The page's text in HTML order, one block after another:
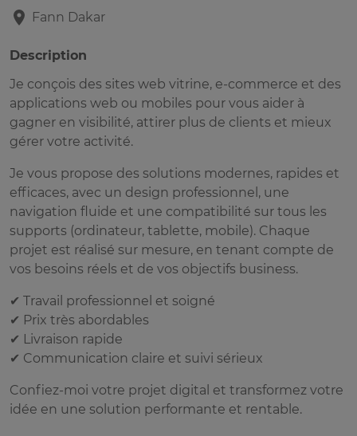
Fann Dakar
Description
Je conçois des sites web vitrine, e-commerce et des
applications web ou mobiles pour vous aider à
gagner en visibilité, attirer plus de clients et mieux
gérer votre activité.
Je vous propose des solutions modernes, rapides et
efficaces, avec un design professionnel, une
navigation fluide et une compatibilité sur tous les
supports (ordinateur, tablette, mobile). Chaque
projet est réalisé sur mesure, en tenant compte de
vos besoins réels et de vos objectifs business.
✔ Travail professionnel et soigné
✔ Prix très abordables
✔ Livraison rapide
✔ Communication claire et suivi sérieux
Confiez-moi votre projet digital et transformez votre
idée en une solution performante et rentable.